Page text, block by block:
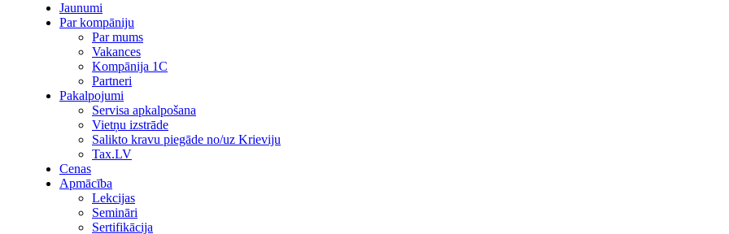
Jaunumi
Par kompāniju
Par mums
Vakances
Kompānija 1С
Partneri
Pakalpojumi
Servisa apkalpošana
Vietņu izstrāde
Salikto kravu piegāde no/uz Krieviju
Tax.LV
Cenas
Apmācība
Lekcijas
Semināri
Sertifikācija